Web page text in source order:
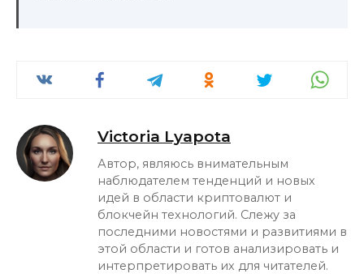
Victoria Lyapota
Автор, являюсь внимательным
наблюдателем тенденций и новых
идей в области криптовалют и
блокчейн технологий. Слежу за
последними новостями и развитиями в
этой области и готов анализировать и
интерпретировать их для читателей.